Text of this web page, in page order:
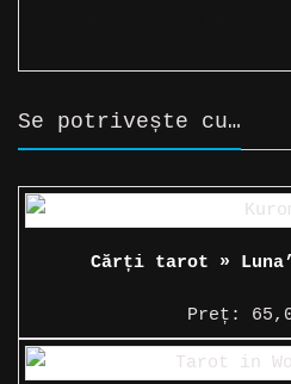
Se potrivește cu…
Cărți tarot »
Preț: